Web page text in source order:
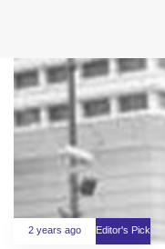
2 years ago Editor's Pick